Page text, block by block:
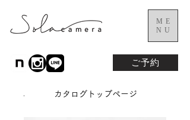
ME
NU
ご予約
カタログトップページ